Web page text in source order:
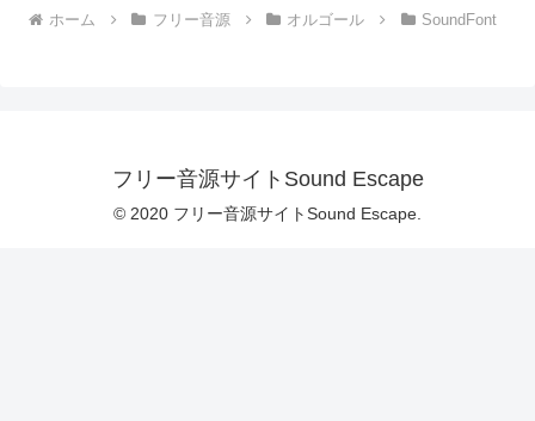
ホーム フリー音源 オルゴール SoundFont
フリー音源サイトSound Escape
© 2020 フリー音源サイトSound Escape.